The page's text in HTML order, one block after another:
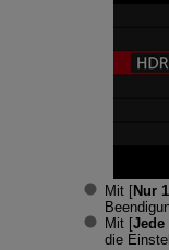
Mit [Nur
Mit [Jede
die